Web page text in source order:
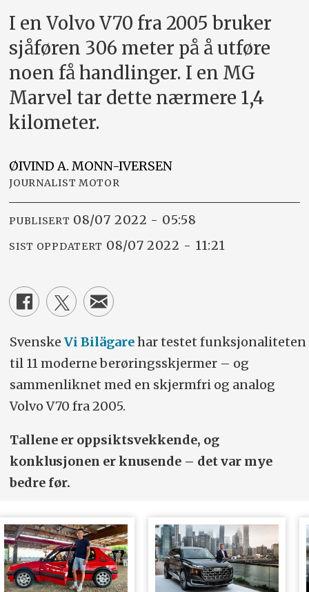
I en Volvo V70 fra 2005 bruker
sjåføren 306 meter på å utføre
noen få handlinger. I en MG
Marvel tar dette nærmere 1,4
kilometer.
ØIVIND A. MONN-IVERSEN
JOURNALIST MOTOR
PUBLISERT 08/07 2022 - 05:58
SIST OPPDATERT 08/07 2022 - 11:21
Svenske Vi Bilägarehar testet funksjonaliteten
til 11 moderne berøringsskjermer – og
sammenliknet med en skjermfri og analog
Volvo V70 fra 2005.
Tallene er oppsiktsvekkende, og
konklusjonen er knusende – det var mye
bedre før.